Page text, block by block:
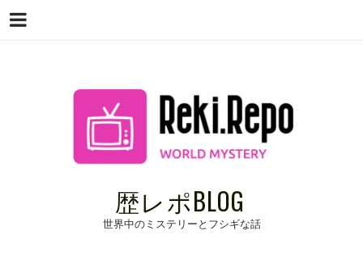
歴レポBLOG
世界中のミステリーとフシギな話
Menu